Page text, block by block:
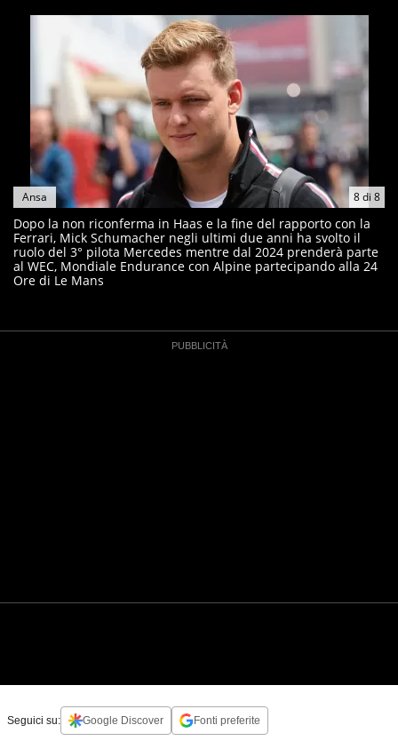
8di 8
Ansa
Dopo la non riconferma in Haas e la fine del rapporto con la
Ferrari, Mick Schumacher negli ultimi due anni ha svolto il
ruolo del 3° pilota Mercedes mentre dal 2024 prenderà parte
al WEC, Mondiale Endurance con Alpine partecipando alla 24
Ore di Le Mans
Seguici su: Google Discover Fonti preferite